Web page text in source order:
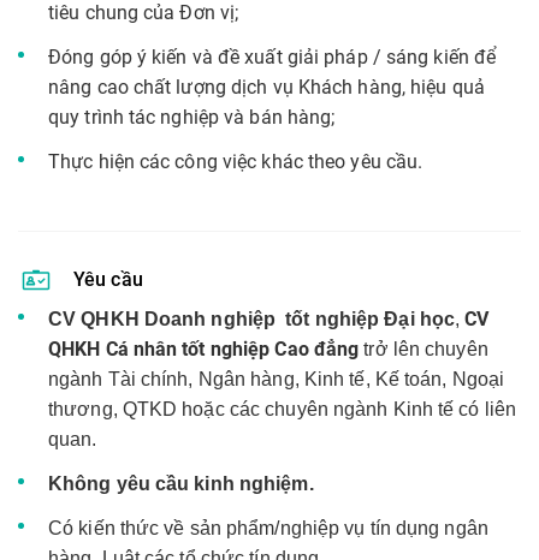
tiêu chung của Đơn vị;
Đóng góp ý kiến và đề xuất giải pháp / sáng kiến để
nâng cao chất lượng dịch vụ Khách hàng, hiệu quả
quy trình tác nghiệp và bán hàng;
Thực hiện các công việc khác theo yêu cầu.
Yêu cầu
CV QHKH Doanh nghiệp tốt nghiệp Đại học,CV
QHKH Cá nhân tốt nghiệp Cao đẳng trở lên chuyên
ngành Tài chính, Ngân hàng, Kinh tế, Kế toán, Ngoại
thương, QTKD hoặc các chuyên ngành Kinh tế có liên
quan.
Không yêu cầu kinh nghiệm.
Có kiến thức về sản phẩm/nghiệp vụ tín dụng ngân